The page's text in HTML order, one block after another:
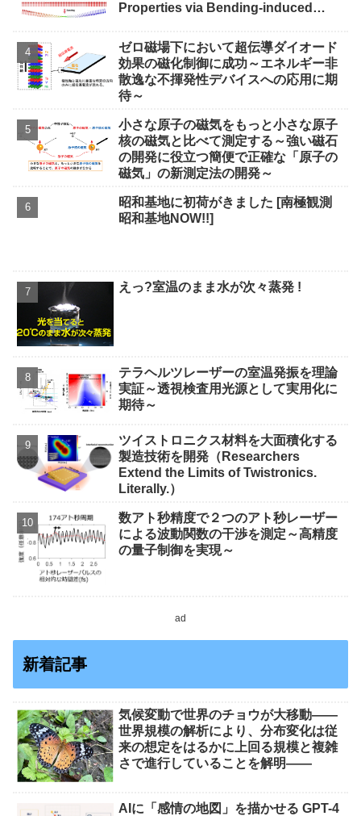
Properties via Bending-induced
ゼロ磁場下において超伝導ダイオード
効果の磁化制御に成功～エネルギー非
散逸な不揮発性デバイスへの応用に期
待～
小さな原子の磁気をもっと小さな原子
核の磁気と比べて測定する～強い磁石
の開発に役立つ簡便で正確な「原子の
磁気」の新測定法の開発～
昭和基地に初荷がきました [南極観測
昭和基地NOW!!]
えっ?室温のまま水が次々蒸発 !
テラヘルツレーザーの室温発振を理論
実証～透視検査用光源として実用化に
期待～
ツイストロニクス材料を大面積化する
製造技術を開発（Researchers
Extend the Limits of Twistronics.
Literally.）
数アト秒精度で２つのアト秒レーザー
による波動関数の干渉を測定～高精度
の量子制御を実現～
ad
新着記事
気候変動で世界のチョウが大移動――
世界規模の解析により、分布変化は従
来の想定をはるかに上回る規模と複雑
さで進行していることを解明――
AIに「感情の地図」を描かせる GPT-4